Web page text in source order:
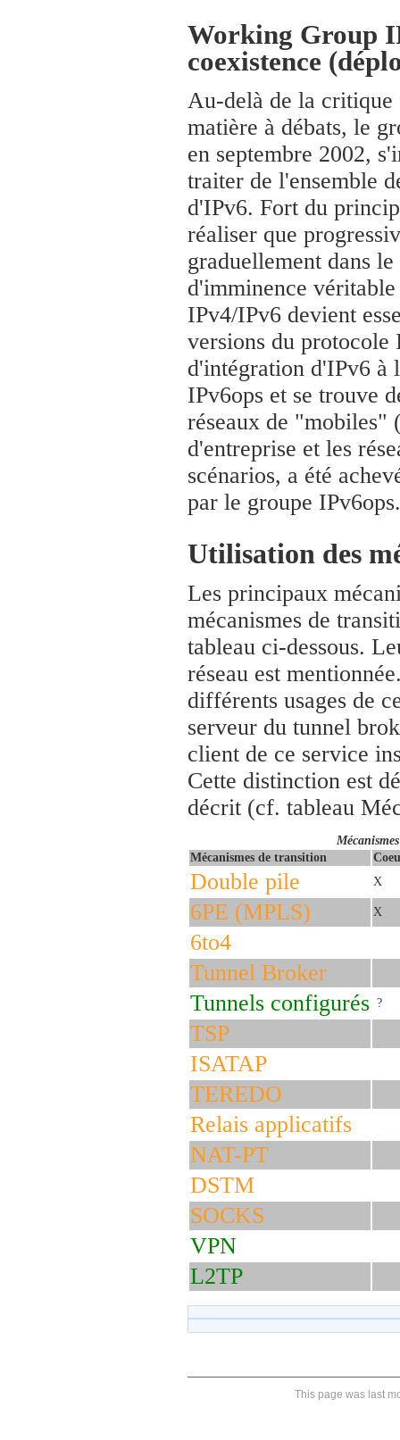
Working Group
coexistence
Au-delà de la critique
matière à débats, le
en septembre 2002,
traiter de l'ensemble
d'IPv6. Fort du
réaliser que
graduellement dans
d'imminence
IPv4/IPv6 devient
versions du protocole
d'intégration d'IPv6 à
IPv6ops et se trouve
réseaux de "mobiles"
d'entreprise et les
scénarios, a été
par le groupe IPv6ops.
Utilisation des
Les principaux
mécanismes de
tableau ci-dessous.
réseau est
différents usages de
serveur du tunnel
client de ce service
Cette distinction est
décrit (cf. tableau
Mécanismes de transition
Double pile X
6PE (MPLS) X
6to4
Tunnel Broker
Tunnels configurés ?
TSP
ISATAP
TEREDO
Relais applicatifs
NAT-PT
DSTM
SOCKS
VPN
L2TP
This page was last